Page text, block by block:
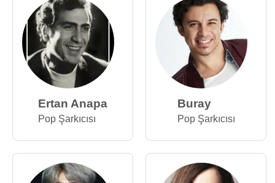
Ertan Anapa
Pop Şarkıcısı
Buray
Pop Şarkıcısı